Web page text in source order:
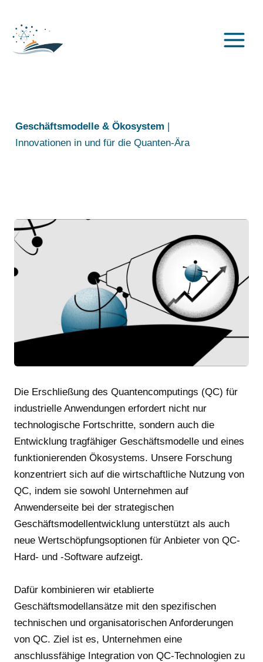
Inhalt
springen
Geschäftsmodelle & Ökosystem |
Innovationen in und für die Quanten-Ära
Die Erschließung des Quantencomputings (QC) für
industrielle Anwendungen erfordert nicht nur
technologische Fortschritte, sondern auch die
Entwicklung tragfähiger Geschäftsmodelle und eines
funktionierenden Ökosystems. Unsere Forschung
konzentriert sich auf die wirtschaftliche Nutzung von
QC, indem sie sowohl Unternehmen auf
Anwenderseite bei der strategischen
Geschäftsmodellentwicklung unterstützt als auch
neue Wertschöpfungsoptionen für Anbieter von QC-
Hard- und -Software aufzeigt.
Dafür kombinieren wir etablierte
Geschäftsmodellansätze mit den spezifischen
technischen und organisatorischen Anforderungen
von QC. Ziel ist es, Unternehmen eine
anschlussfähige Integration von QC-Technologien zu